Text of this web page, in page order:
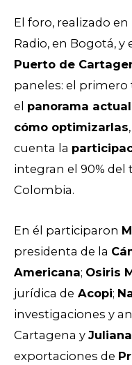
El foro, realizado
Radio, en Bogotá, y
Puerto de
paneles: el
el panorama
cómo optimizarlas
cuenta la
integran el 90% del
Colombia.
En él participaron
presidenta de la
Americana; Osiris
jurídica de Acopi;
investigaciones y
Cartagena y
exportaciones de